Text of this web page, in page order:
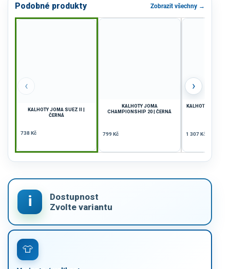
Podobné produkty Zobrazit všechny →
‹
KALHOTY JOMA SUEZ II |
ČERNÁ
738 Kč
KALHOTY JOMA
CHAMPIONSHIP 20 | ČERNÁ
799 Kč
KALHOTY
1 307 Kč
›